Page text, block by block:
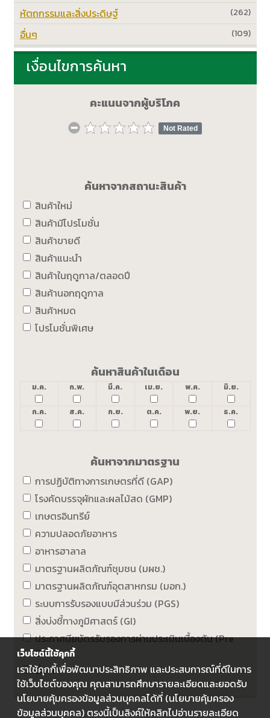
(262)
หัตถกรรมและสิ่งประดิษฐ์
(109)
อื่นๆ
เงื่อนไขการค้นหา
คะแนนจากผู้บริโภค
Not Rated
ค้นหาจากสถานะสินค้า
สินค้าใหม่
สินค้ามีโปรโมชั่น
สินค้าขายดี
สินค้าแนะนำ
สินค้าในฤดูกาล/ตลอดปี
สินค้านอกฤดูกาล
สินค้าหมด
โปรโมชั่นพิเศษ
ค้นหาสินค้าในเดือน
ม.ค. ก.พ. มี.ค. เม.ย. พ.ค. มิ.ย.
ก.ค. ส.ค. ก.ย. ต.ค. พ.ย. ธ.ค.
ค้นหาจากมาตรฐาน
การปฏิบัติทางการเกษตรที่ดี (GAP)
โรงคัดบรรจุผักและผลไม้สด (GMP)
เกษตรอินทรีย์
ความปลอดภัยอาหาร
อาหารฮาลาล
มาตรฐานผลิตภัณฑ์ชุมชน (มผช.)
มาตรฐานผลิตภัณฑ์อุตสาหกรม (มอก.)
ระบบการรับรองแบบมีส่วนร่วม (PGS)
สิ่งบ่งชี้ทางภูมิศาสตร์ (GI)
ประกาศนียบัตรรับรองการผ่านประเมินเบื้องต้น (Pre
GAP)
อื่น ๆ
เว็บไซต์นี้ใช้คุกกี้
เราใช้คุกกี้เพื่อพัฒนาประสิทธิภาพ และประสบการณ์ที่ดีในการ
ใช้เว็บไซต์ของคุณ คุณสามารถศึกษารายละเอียดและยอดรับ
นโยบายคุ้มครองข้อมูลส่วนบุคคลได้ที่ (นโยบายคุ้มครอง
ข้อมูลส่วนบุคคล) ตรงนี้เป็นลิงค์ให้คลิกไปอ่านรายละเอียด